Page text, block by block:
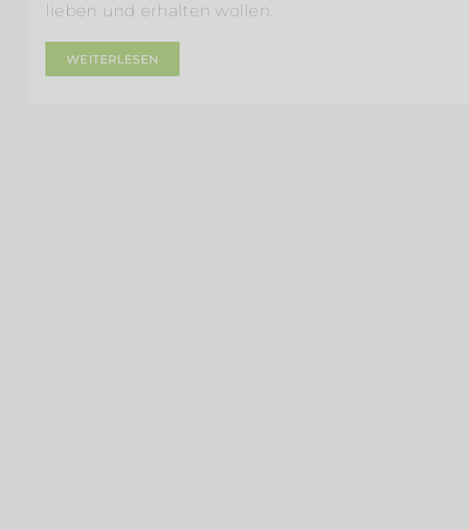
lieben und erhalten wollen.
WEITERLESEN